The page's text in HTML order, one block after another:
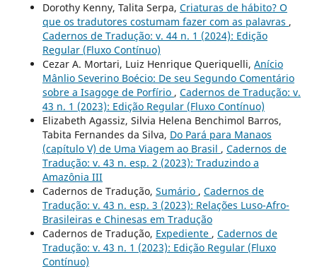
Dorothy Kenny, Talita Serpa, Criaturas de hábito? O
que os tradutores costumam fazer com as palavras ,
Cadernos de Tradução: v. 44 n. 1 (2024): Edição
Regular (Fluxo Contínuo)
Cezar A. Mortari, Luiz Henrique Queriquelli, Anício
Mânlio Severino Boécio: De seu Segundo Comentário
sobre a Isagoge de Porfírio , Cadernos de Tradução: v.
43 n. 1 (2023): Edição Regular (Fluxo Contínuo)
Elizabeth Agassiz, Silvia Helena Benchimol Barros,
Tabita Fernandes da Silva, Do Pará para Manaos
(capítulo V) de Uma Viagem ao Brasil , Cadernos de
Tradução: v. 43 n. esp. 2 (2023): Traduzindo a
Amazônia III
Cadernos de Tradução, Sumário , Cadernos de
Tradução: v. 43 n. esp. 3 (2023): Relações Luso-Afro-
Brasileiras e Chinesas em Tradução
Cadernos de Tradução, Expediente , Cadernos de
Tradução: v. 43 n. 1 (2023): Edição Regular (Fluxo
Contínuo)